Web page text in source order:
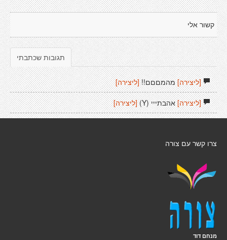
קשור אלי
תגובות שכתבתי
[ליצירה]מהמםםם!! [ליצירה]
[ליצירה]אהבתייי (Y) [ליצירה]
צרו קשר עם צורה
מנחם דוד